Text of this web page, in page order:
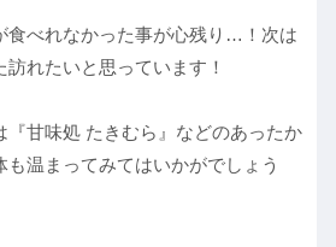
食べれなかった事が心残り…！次は
れたいと思っています！
『甘味処 たきむら』などのあったか
温まってみてはいかがでしょう